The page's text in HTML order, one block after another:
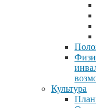
Культура